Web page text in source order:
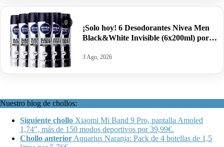
0
¡Solo hoy! 6 Desodorantes Nivea Men
Black&White Invisible (6x200ml) por
3 Ago, 2026
Nuestro blog de chollos:
Siguiente chollo Xiaomi Mi Band 9 Pro, pantalla Amoled
1,74″, más de 150 modos deportivos por 39,99€.
Chollo anterior Aquarius Naranja: Pack de 4 botellas de 1,5